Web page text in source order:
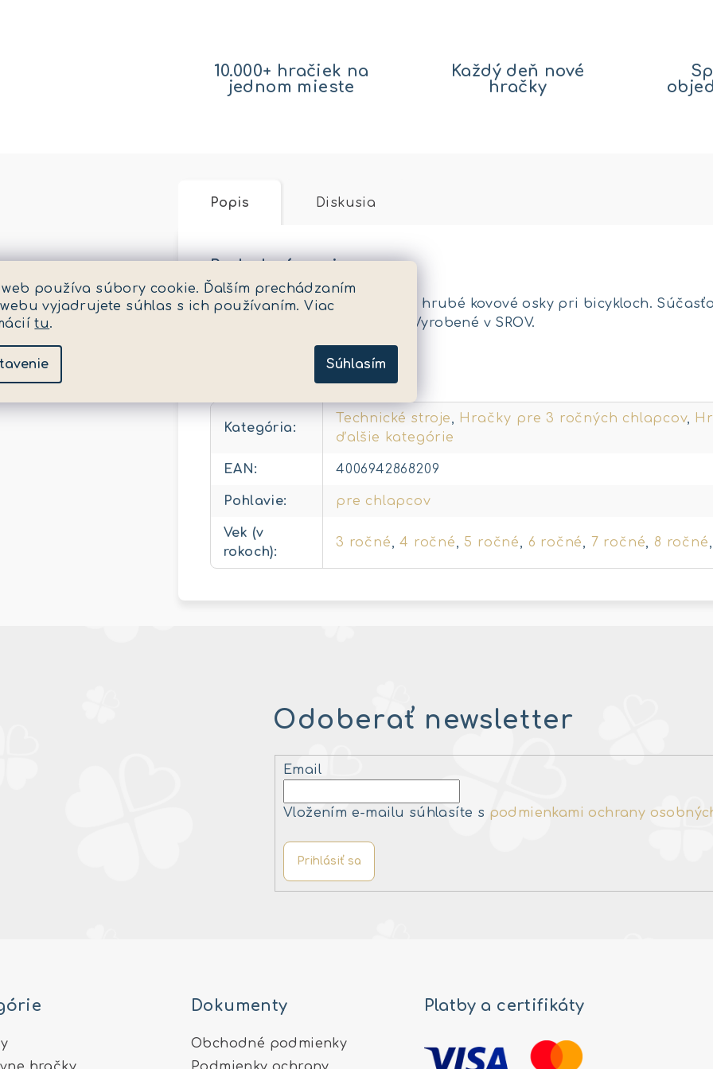
web používa súbory cookie. Ďalším prechádzaním
vyjadrujete súhlas s ich používaním. Viac
tu.
Súhlasím
10.000+ hračiek na
jednom mieste
Každý deň nové
hračky
Popis Diskusia
Podrobný popis
Mercedes Arocs smetiar. 6mm hrubé kovové osky pri bicykloch.
1x malá + 1x veľké popolnice. Vyrobené v SROV.
Dodatočné parametre
Kategória:
Technické stroje, Hračky pre 3 ročných chlapcov,
ďalšie kategórie
EAN: 4006942868209
Pohlavie: pre chlapcov
Vek (v
rokoch):
3 ročné,4 ročné, 5 ročné, 6 ročné, 7 ročné, 8 ročné
Odoberať newsletter
Email
Vložením e-mailu súhlasíte s podmienkami ochrany
Prihlásiť sa
Dokumenty
Obchodné podmienky
Platby a certifikáty